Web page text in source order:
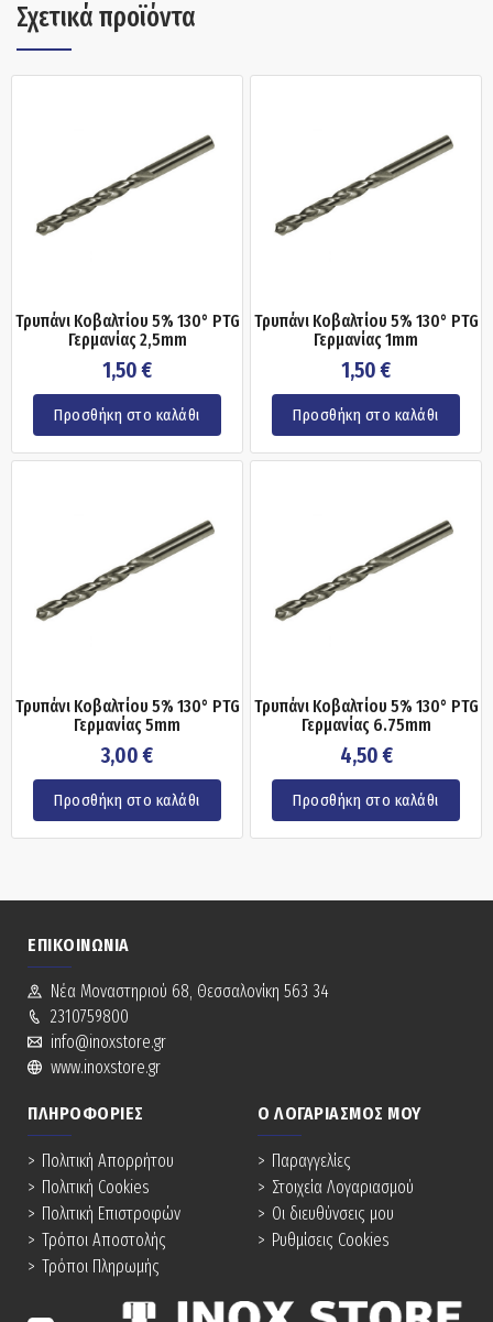
Σχετικά προϊόντα
Τρυπάνι Κοβαλτίου 5% 130° PTG
Γερμανίας 2,5mm
1,50€
Προσθήκη στο καλάθι
Τρυπάνι Κοβαλτίου 5% 130° PTG
Γερμανίας 1mm
1,50€
Προσθήκη στο καλάθι
Τρυπάνι Κοβαλτίου 5% 130° PTG
Γερμανίας 5mm
3,00€
Προσθήκη στο καλάθι
Τρυπάνι Κοβαλτίου 5% 130° PTG
Γερμανίας 6.75mm
4,50€
Προσθήκη στο καλάθι
ΕΠΙΚΟΙΝΩΝΊΑ
Νέα Mοναστηριού 68, Θεσσαλονίκη 563 34
2310759800
info@inoxstore.gr
www.inoxstore.gr
ΠΛΗΡΟΦΟΡΊΕΣ
Πολιτική Απορρήτου
Πολιτική Cookies
Πολιτική Επιστροφών
Τρόποι Αποστολής
Τρόποι Πληρωμής
Ο ΛΟΓΑΡΙΑΣΜΌΣ ΜΟΥ
Παραγγελίες
Στοιχεία Λογαριασμού
Οι διευθύνσεις μου
Ρυθμίσεις Cookies